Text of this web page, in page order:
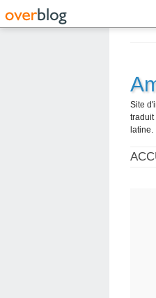
Site
traduit